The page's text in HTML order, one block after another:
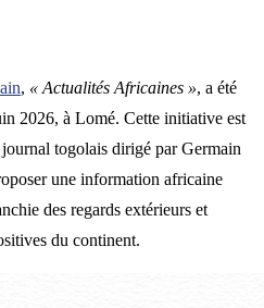
, « Actualités Africaines », a été
2026, à Lomé. Cette initiative est
togolais dirigé par Germain
une information africaine
des regards extérieurs et
du continent.